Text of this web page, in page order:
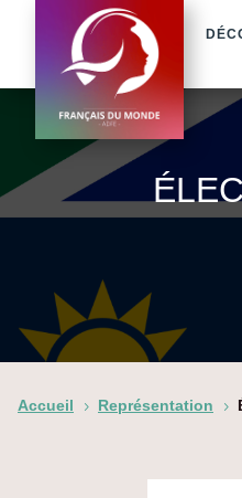
Accueil 5 Représentation 5